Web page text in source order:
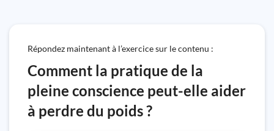
Répondez maintenant à l’exercice sur le contenu :
Comment la pratique de la
pleine conscience peut-elle aider
à perdre du poids ?